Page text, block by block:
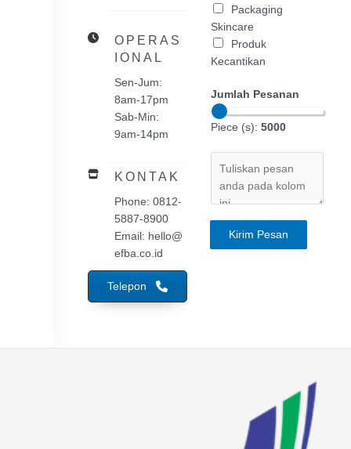
OPERAS
IONAL
Sen-Jum:
8am-17pm
Sab-Min:
9am-14pm
KONTAK
Phone: 0812-
5887-8900
Email: hello@
efba.co.id
Telepon
Packaging
Skincare
Produk
Kecantikan
Jumlah Pesanan
Piece (s): 5000
Kirim Pesan